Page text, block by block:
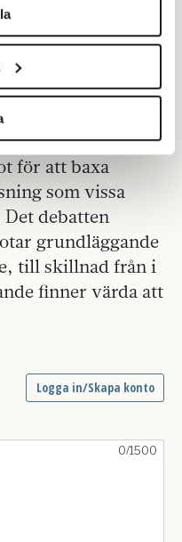
att anpassa innehållet
vår trafik. Vi
och annan
medier och
samarbetar med.
med annan
eller som de har
tjänster.
personuppgifter
där Nato­
att försöka
för att baxa
som vissa
debatten
grundläggande
till skillnad från i
finner värda att